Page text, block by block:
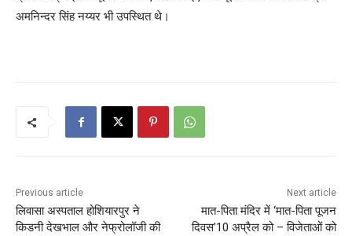
अमनिन्दर सिंह नय्यर भी उपस्थित थे।
Previous article
लिवासा अस्पताल होशियारपुर ने
किडनी देखभाल और नेफ्रोलॉजी की
Next article
मात-पिता मंदिर में ‘मात-पिता पूजन
दिवस’10 अप्रैल को – विजेताओं को